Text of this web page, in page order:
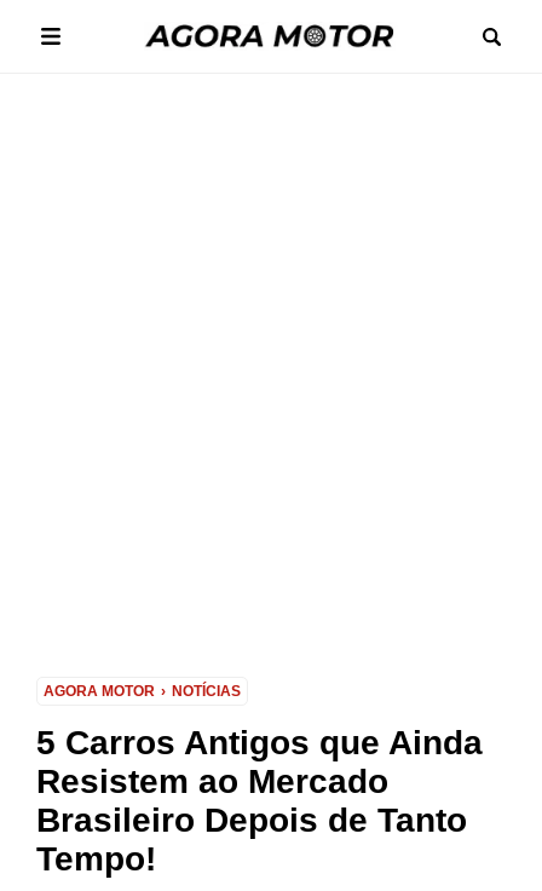
AGORA MOTOR NOTÍCIAS
5 Carros Antigos que Ainda
Resistem ao Mercado
Brasileiro Depois de Tanto
Tempo!